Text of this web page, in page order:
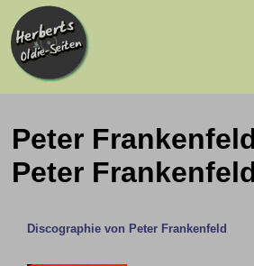
Peter
Peter
Discographie von Peter Frankenfeld